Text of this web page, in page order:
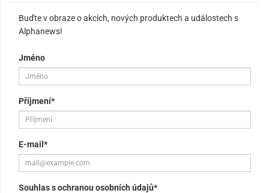
Buďte v obraze o akcích, nových produktech a událostech s
Alphanews!
Jméno
Příjmení*
E-mail*
Souhlas s ochranou osobních údajů*